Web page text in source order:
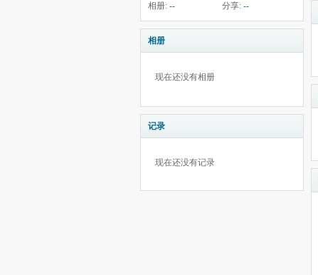
相册: -- 分享: --
相册
现在还没有相册
记录
现在还没有记录